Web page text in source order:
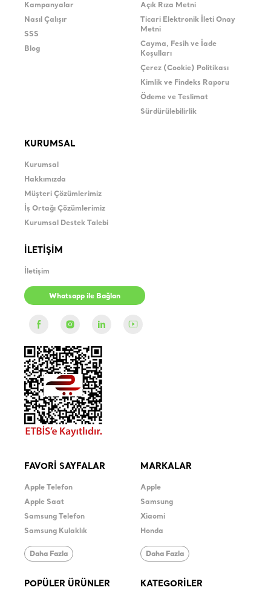
Kampanyalar
Nasıl Çalışır
SSS
Blog
Açık Rıza Metni
Ticari Elektronik İleti Onay
Metni
Cayma, Fesih ve İade
Koşulları
Çerez (Cookie) Politikası
Kimlik ve Findeks Raporu
Ödeme ve Teslimat
Sürdürülebilirlik
KURUMSAL
Kurumsal
Hakkımızda
Müşteri Çözümlerimiz
İş Ortağı Çözümlerimiz
Kurumsal Destek Talebi
İLETİŞİM
İletişim
Whatsapp ile Bağlan
FAVORİ SAYFALAR
Apple Telefon
Apple Saat
Samsung Telefon
Samsung Kulaklık
Daha Fazla
MARKALAR
Apple
Samsung
Xiaomi
Honda
Daha Fazla
POPÜLER ÜRÜNLER KATEGORİLER